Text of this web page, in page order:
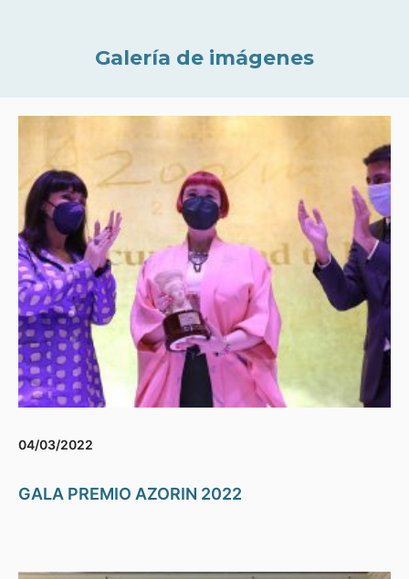
Galería de imágenes
04/03/2022
GALA PREMIO AZORIN 2022